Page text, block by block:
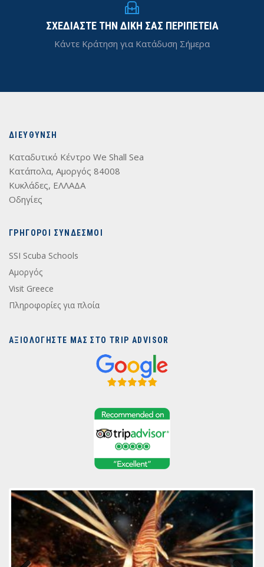
ΣΧΕΔΙΑΣΤΕ ΤΗΝ ΔΙΚΗ ΣΑΣ ΠΕΡΙΠΕΤΕΙΑ
Κάντε Κράτηση για Κατάδυση Σήμερα
ΔΙΕΥΘΥΝΣΗ
Καταδυτικό Κέντρο We Shall Sea
Κατάπολα, Αμοργός 84008
Κυκλάδες, ΕΛΛΑΔΑ
Οδηγίες
ΓΡΉΓΟΡΟΙ ΣΎΝΔΕΣΜΟΙ
SSI Scuba Schools
Αμοργός
Visit Greece
Πληροφορίες για πλοία
ΑΞΙΟΛΟΓΗΣΤΕ ΜΑΣ ΣΤΟ TRIP ADVISOR